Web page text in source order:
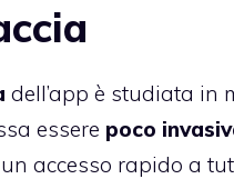
dell’app è studiata in
essere poco
accesso rapido a